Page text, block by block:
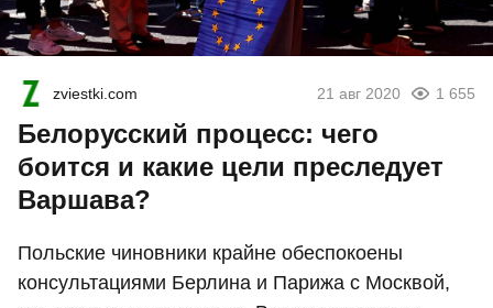
zviestki.com 21 авг 2020 1 655
Белорусский процесс: чего
боится и какие цели преследует
Варшава?
Польские чиновники крайне обеспокоены
консультациями Берлина и Парижа с Москвой,